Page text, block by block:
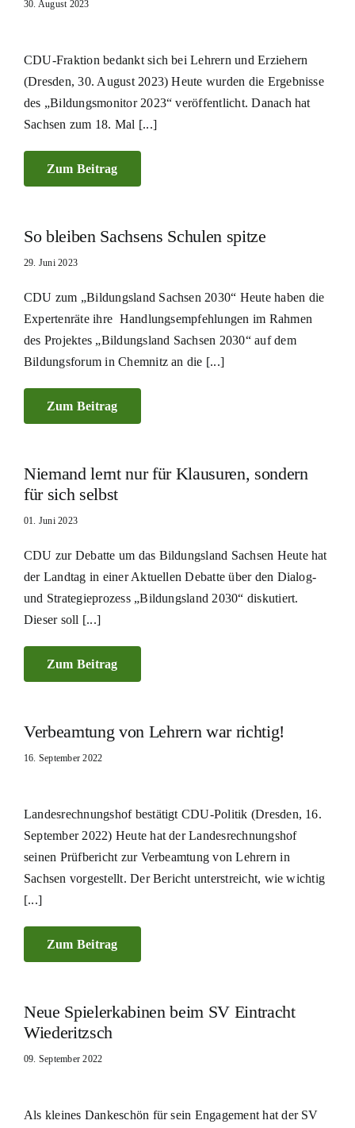
30. August 2023
CDU-Fraktion bedankt sich bei Lehrern und Erziehern
(Dresden, 30. August 2023) Heute wurden die Ergebnisse
des „Bildungsmonitor 2023“ veröffentlicht. Danach hat
Sachsen zum 18. Mal [...]
Zum Beitrag
So bleiben Sachsens Schulen spitze
29. Juni 2023
CDU zum „Bildungsland Sachsen 2030“ Heute haben die
Expertenräte ihre Handlungsempfehlungen im Rahmen
des Projektes „Bildungsland Sachsen 2030“ auf dem
Bildungsforum in Chemnitz an die [...]
Zum Beitrag
Niemand lernt nur für Klausuren, sondern
für sich selbst
01. Juni 2023
CDU zur Debatte um das Bildungsland Sachsen Heute hat
der Landtag in einer Aktuellen Debatte über den Dialog-
und Strategieprozess „Bildungsland 2030“ diskutiert.
Dieser soll [...]
Zum Beitrag
Verbeamtung von Lehrern war richtig!
16. September 2022
Landesrechnungshof bestätigt CDU-Politik (Dresden, 16.
September 2022) Heute hat der Landesrechnungshof
seinen Prüfbericht zur Verbeamtung von Lehrern in
Sachsen vorgestellt. Der Bericht unterstreicht, wie wichtig
[...]
Zum Beitrag
Neue Spielerkabinen beim SV Eintracht
Wiederitzsch
09. September 2022
Als kleines Dankeschön für sein Engagement hat der SV